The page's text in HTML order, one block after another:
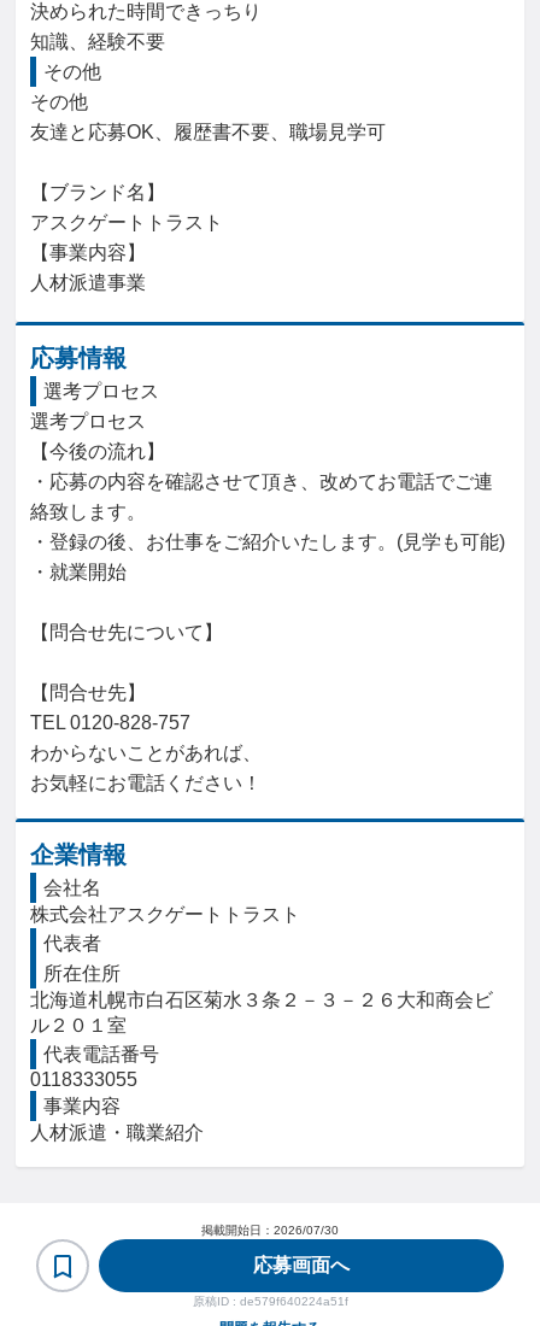
決められた時間できっちり
知識、経験不要
その他
その他
友達と応募OK、履歴書不要、職場見学可
【ブランド名】
アスクゲートトラスト
【事業内容】
人材派遣事業
応募情報
選考プロセス
選考プロセス
【今後の流れ】
・応募の内容を確認させて頂き、改めてお電話でご連
絡致します。
・登録の後、お仕事をご紹介いたします。(見学も可能)
・就業開始
【問合せ先について】
【問合せ先】
TEL 0120-828-757
わからないことがあれば、
お気軽にお電話ください！
企業情報
会社名
株式会社アスクゲートトラスト
代表者
所在住所
北海道札幌市白石区菊水３条２－３－２６大和商会ビ
ル２０１室
代表電話番号
0118333055
事業内容
人材派遣・職業紹介
掲載開始日： 2026/07/30
応募画面へ
原稿ID : de579f640224a51f